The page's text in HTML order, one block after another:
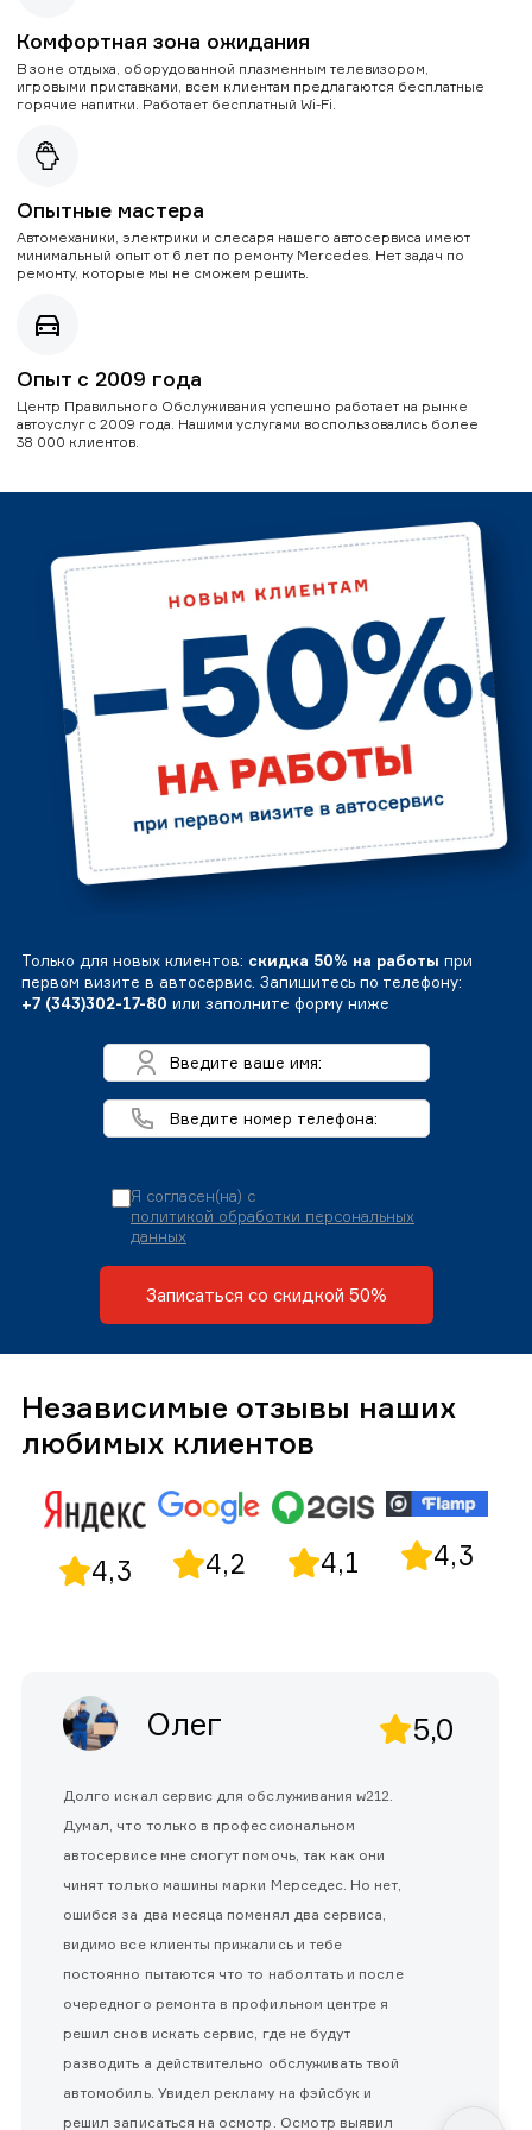
Комфортная зона ожидания
В зоне отдыха, оборудованной плазменным телевизором,
игровыми приставками, всем клиентам предлагаются бесплатные
горячие напитки. Работает бесплатный Wi-Fi.
Опытные мастера
Автомеханики, электрики и слесаря нашего автосервиса имеют
минимальный опыт от 6 лет по ремонту Mercedes. Нет задач по
ремонту, которые мы не сможем решить.
Опыт с 2009 года
Центр Правильного Обслуживания успешно работает на рынке
автоуслуг с 2009 года. Нашими услугами воспользовались более
38 000 клиентов.
Только для новых клиентов: скидка 50% на работы при
первом визите в автосервис. Запишитесь по телефону:
+7 (343)302-17-80 или заполните форму ниже
Я согласен(на) с
политикой обработки персональных
данных
Записаться со скидкой 50%
Независимые отзывы наших
любимых клиентов
4,3 4,2 4,1 4,3
Олег 5,0
Долго искал сервис для обслуживания w212.
Думал, что только в профессиональном
автосервисе мне смогут помочь, так как они
чинят только машины марки Мерседес. Но нет,
ошибся за два месяца поменял два сервиса,
видимо все клиенты прижались и тебе
постоянно пытаются что то наболтать и после
очередного ремонта в профильном центре я
решил снов искать сервис, где не будут
разводить а действительно обслуживать твой
автомобиль. Увидел рекламу на фэйсбук и
решил записаться на осмотр. Осмотр выявил